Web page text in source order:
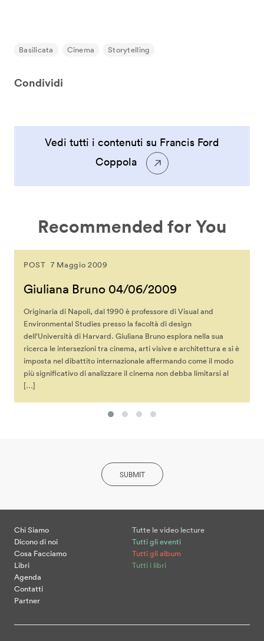
Basilicata Cinema Storytelling
Condividi
Vedi tutti i contenuti su Francis Ford
Coppola
Recommended for You
POST 7 Maggio 2009
Giuliana Bruno 04/06/2009
Originaria di Napoli, dal 1990 è professore di Visual and
Environmental Studies presso la facoltà di design
dell’Università di Harvard. Giuliana Bruno esplora nella sua
ricerca le intersezioni tra cinema, arti visive e architettura e si è
imposta nel dibattito internazionale affermando come il modo
più significativo di analizzare il cinema non debba limitarsi al
[…]
SUBMIT
Chi Siamo
Dicono di noi
Cosa Facciamo
Libri
Agenda
Contatti
Partner
Tutte le video lecture
Tutti gli eventi
Tutti gli album
Tutti i libri